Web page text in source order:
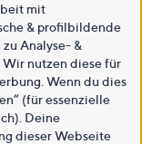
mit
& profilbildende
Analyse- &
Wir nutzen diese für
Wenn du dies
(für essenzielle
Deine
dieser Webseite